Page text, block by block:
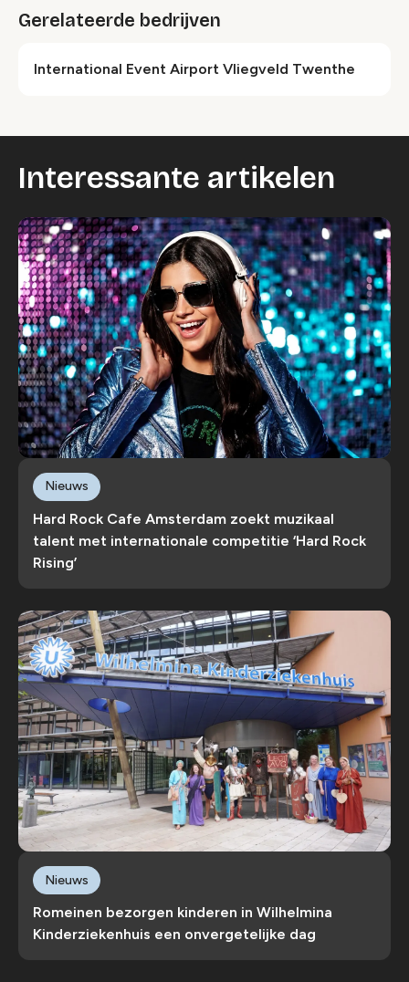
Gerelateerde bedrijven
International Event Airport Vliegveld Twenthe
Interessante artikelen
Hard Rock Cafe Amsterdam zoekt muzikaal
talent met internationale competitie ‘Hard Rock
Rising’
Nieuws
Romeinen bezorgen kinderen in Wilhelmina
Kinderziekenhuis een onvergetelijke dag
Nieuws